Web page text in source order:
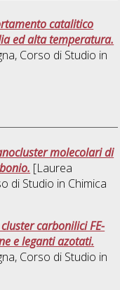
catalitico
ed alta temperatura.
Corso di Studio in
molecolari di
[Laurea
di Studio in Chimica
carbonilici FE-
e leganti azotati.
Corso di Studio in